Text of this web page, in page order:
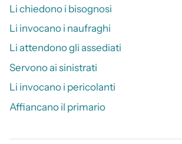
Li chiedono i bisognosi
Li invocano i naufraghi
Li attendono gli assediati
Servono ai sinistrati
Li invocano i pericolanti
Affiancano il primario